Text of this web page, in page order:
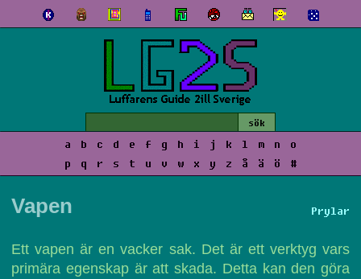
a b c d e f g h i j k l m n
o
p
q r s t u v w x y z å ä ö #
Prylar
Vapen
Ett vapen är en vacker sak. Det är ett verktyg vars
primära egenskap är att skada. Detta kan den göra